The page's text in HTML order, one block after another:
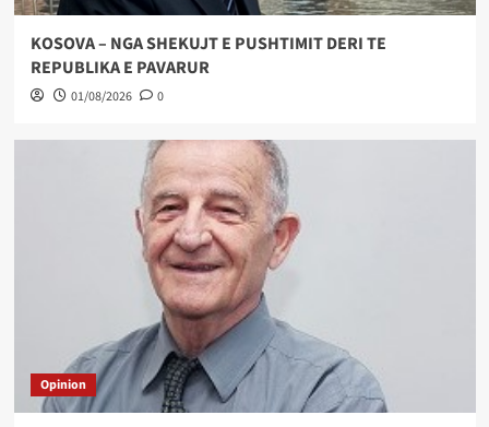
KOSOVA – NGA SHEKUJT E PUSHTIMIT DERI TE
REPUBLIKA E PAVARUR
01/08/2026 0
Opinion